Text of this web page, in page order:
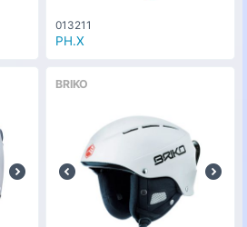
013211
PH.X
BRIKO